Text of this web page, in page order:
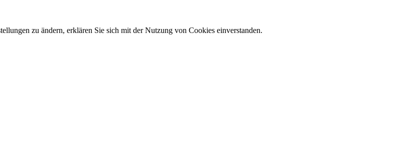
zu ändern, erklären Sie sich mit der Nutzung von Cookies einverstanden.